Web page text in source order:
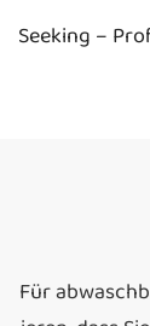
Seeking –
Für